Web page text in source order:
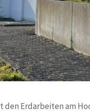
den Erdarbeiten am